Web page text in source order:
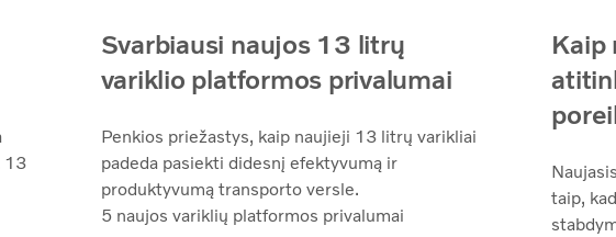
13
Svarbiausi naujos 13 litrų
variklio platformos privalumai
Penkios priežastys, kaip naujieji 13 litrų varikliai
padeda pasiekti didesnį efektyvumą ir
produktyvumą transporto versle.
5 naujos variklių platformos privalumai
Kaip
taip,